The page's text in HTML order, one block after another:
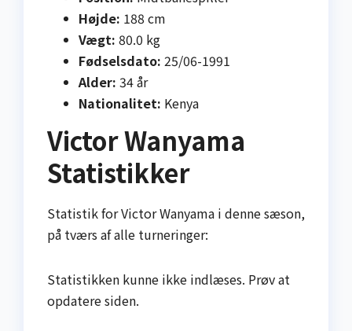
Højde: 188 cm
Vægt: 80.0 kg
Fødselsdato: 25/06-1991
Alder: 34 år
Nationalitet: Kenya
Victor Wanyama
Statistikker
Statistik for Victor Wanyama i denne sæson,
på tværs af alle turneringer:
Statistikken kunne ikke indlæses. Prøv at
opdatere siden.